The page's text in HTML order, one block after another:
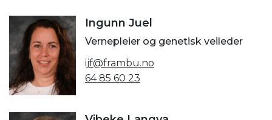
Ingunn Juel
Vernepleier og genetisk veileder
ijf@frambu.no
64 85 60 23